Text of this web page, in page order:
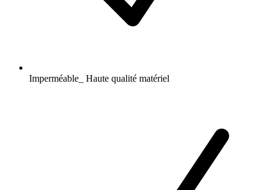
Imperméable_ Haute qualité matériel